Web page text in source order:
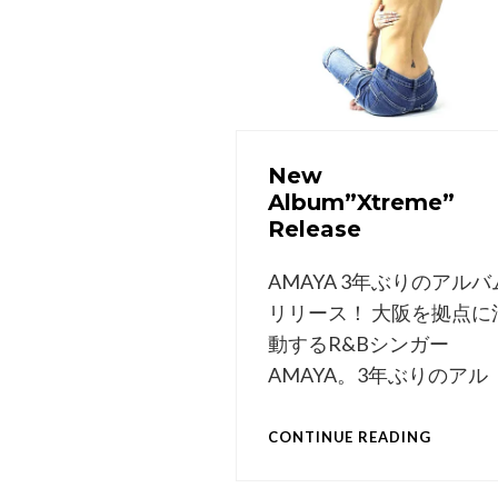
New
Album”Xtreme”
Release
AMAYA 3年ぶりのアルバ
リリース！ 大阪を拠点に
動するR&Bシンガー
AMAYA。3年ぶりのアル
CONTINUE READINGNEW